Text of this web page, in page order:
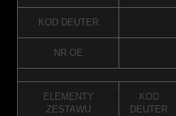
KOD DEUTER
NR OE
ELEMENTY
ZESTAWU
KOD
DEUTER